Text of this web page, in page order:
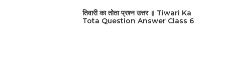
तिवारी का तोता प्रश्न उत्तर ॥ Tiwari Ka
Tota Question Answer Class 6